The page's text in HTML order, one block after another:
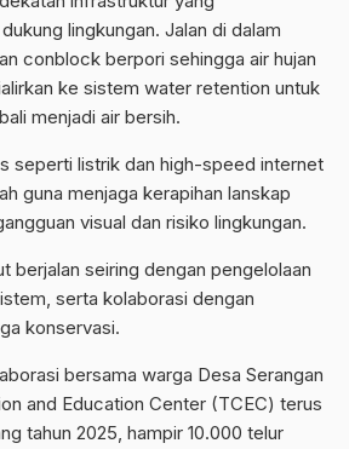
lingkungan. Jalan di dalam
conblock berpori sehingga air hujan
ke sistem water retention untuk
menjadi air bersih.
seperti listrik dan high-speed internet
guna menjaga kerapihan lanskap
visual dan risiko lingkungan.
berjalan seiring dengan pengelolaan
serta kolaborasi dengan
konservasi.
bersama warga Desa Serangan
and Education Center (TCEC) terus
tahun 2025, hampir 10.000 telur